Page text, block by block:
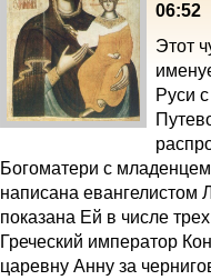
06:52
Этот
Руси
Богоматери с
написана евангелистом
показана Ей в числе
Греческий император
царевну Анну за